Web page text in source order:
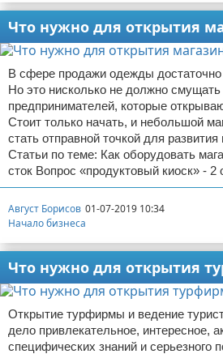
Что нужно для открытия
В сфере продажи одежды достаточно
Но это нисколько не должно
предпринимателей, которые
Стоит только начать, и небольшой
стать отправной точкой для
Статьи по теме: Как оборудовать
сток Вопрос «продуктовый киоск» - 2
Август Борисов 01-07-2019 10:34
Начало бизнеса
Что нужно для открытия
Открытие турфирмы и ведение
дело привлекательное, интересное,
специфических знаний и серьезного